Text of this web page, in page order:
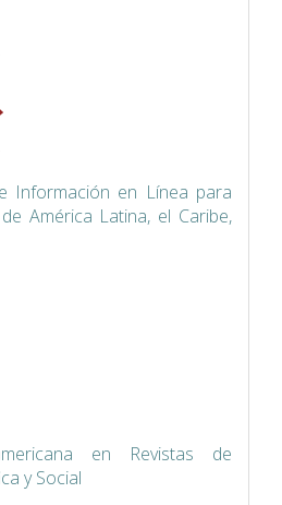
Información en Línea para
América Latina, el Caribe,
en Revistas de
y Social